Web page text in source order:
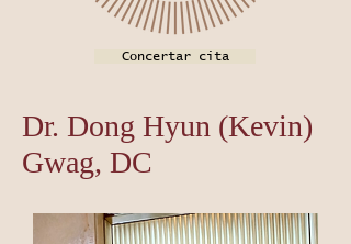
Concertar cita
Dr. Dong Hyun (Kevin)
Gwag, DC